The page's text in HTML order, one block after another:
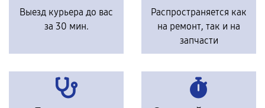
Выезд курьера до вас
за 30 мин.
Распространяется как
на ремонт, так и на
запчасти